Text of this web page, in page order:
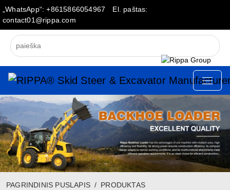
„WhatsApp“: +8615866054967
El. paštas:
contact01@rippa.com
PAGRINDINIS PUSLAPIS
PRODUKTAS